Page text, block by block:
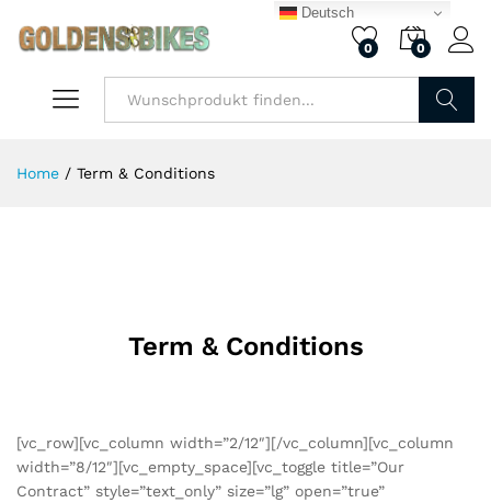
0 0
Home / Term & Conditions
Term & Conditions
[vc_row][vc_column width=”2/12″][/vc_column][vc_column
width=”8/12″][vc_empty_space][vc_toggle title=”Our
Contract” style=”text_only” size=”lg” open=”true”
Deutsch